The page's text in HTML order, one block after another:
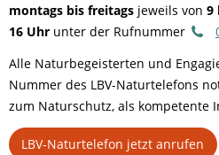
montags bis freitags jeweils von 9
16 Uhr unter der Rufnummer
Alle Naturbegeisterten und
Nummer des LBV-Naturtelefons
zum Naturschutz, als kompetente
LBV-Naturtelefon jetzt anrufen